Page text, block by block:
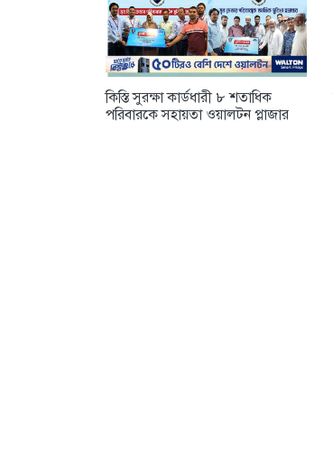
কিস্তি সুরক্ষা কার্ডধারী ৮ শতাধিক
পরিবারকে সহায়তা ওয়ালটন প্লাজার